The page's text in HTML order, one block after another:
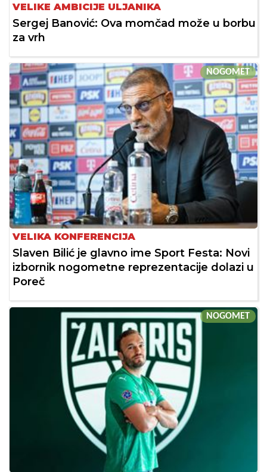
VELIKE AMBICIJE ULJANIKA
Sergej Banović: Ova momčad može u borbu
za vrh
NOGOMET
VELIKA KONFERENCIJA
Slaven Bilić je glavno ime Sport Festa: Novi
izbornik nogometne reprezentacije dolazi u
Poreč
NOGOMET